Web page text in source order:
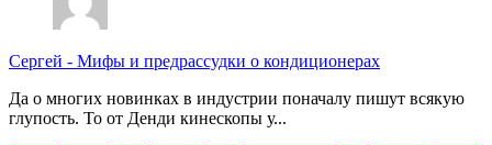
Сергей - Мифы и предрассудки о кондиционерах
Да о многих новинках в индустрии поначалу пишут всякую
глупость. То от Денди кинескопы у...